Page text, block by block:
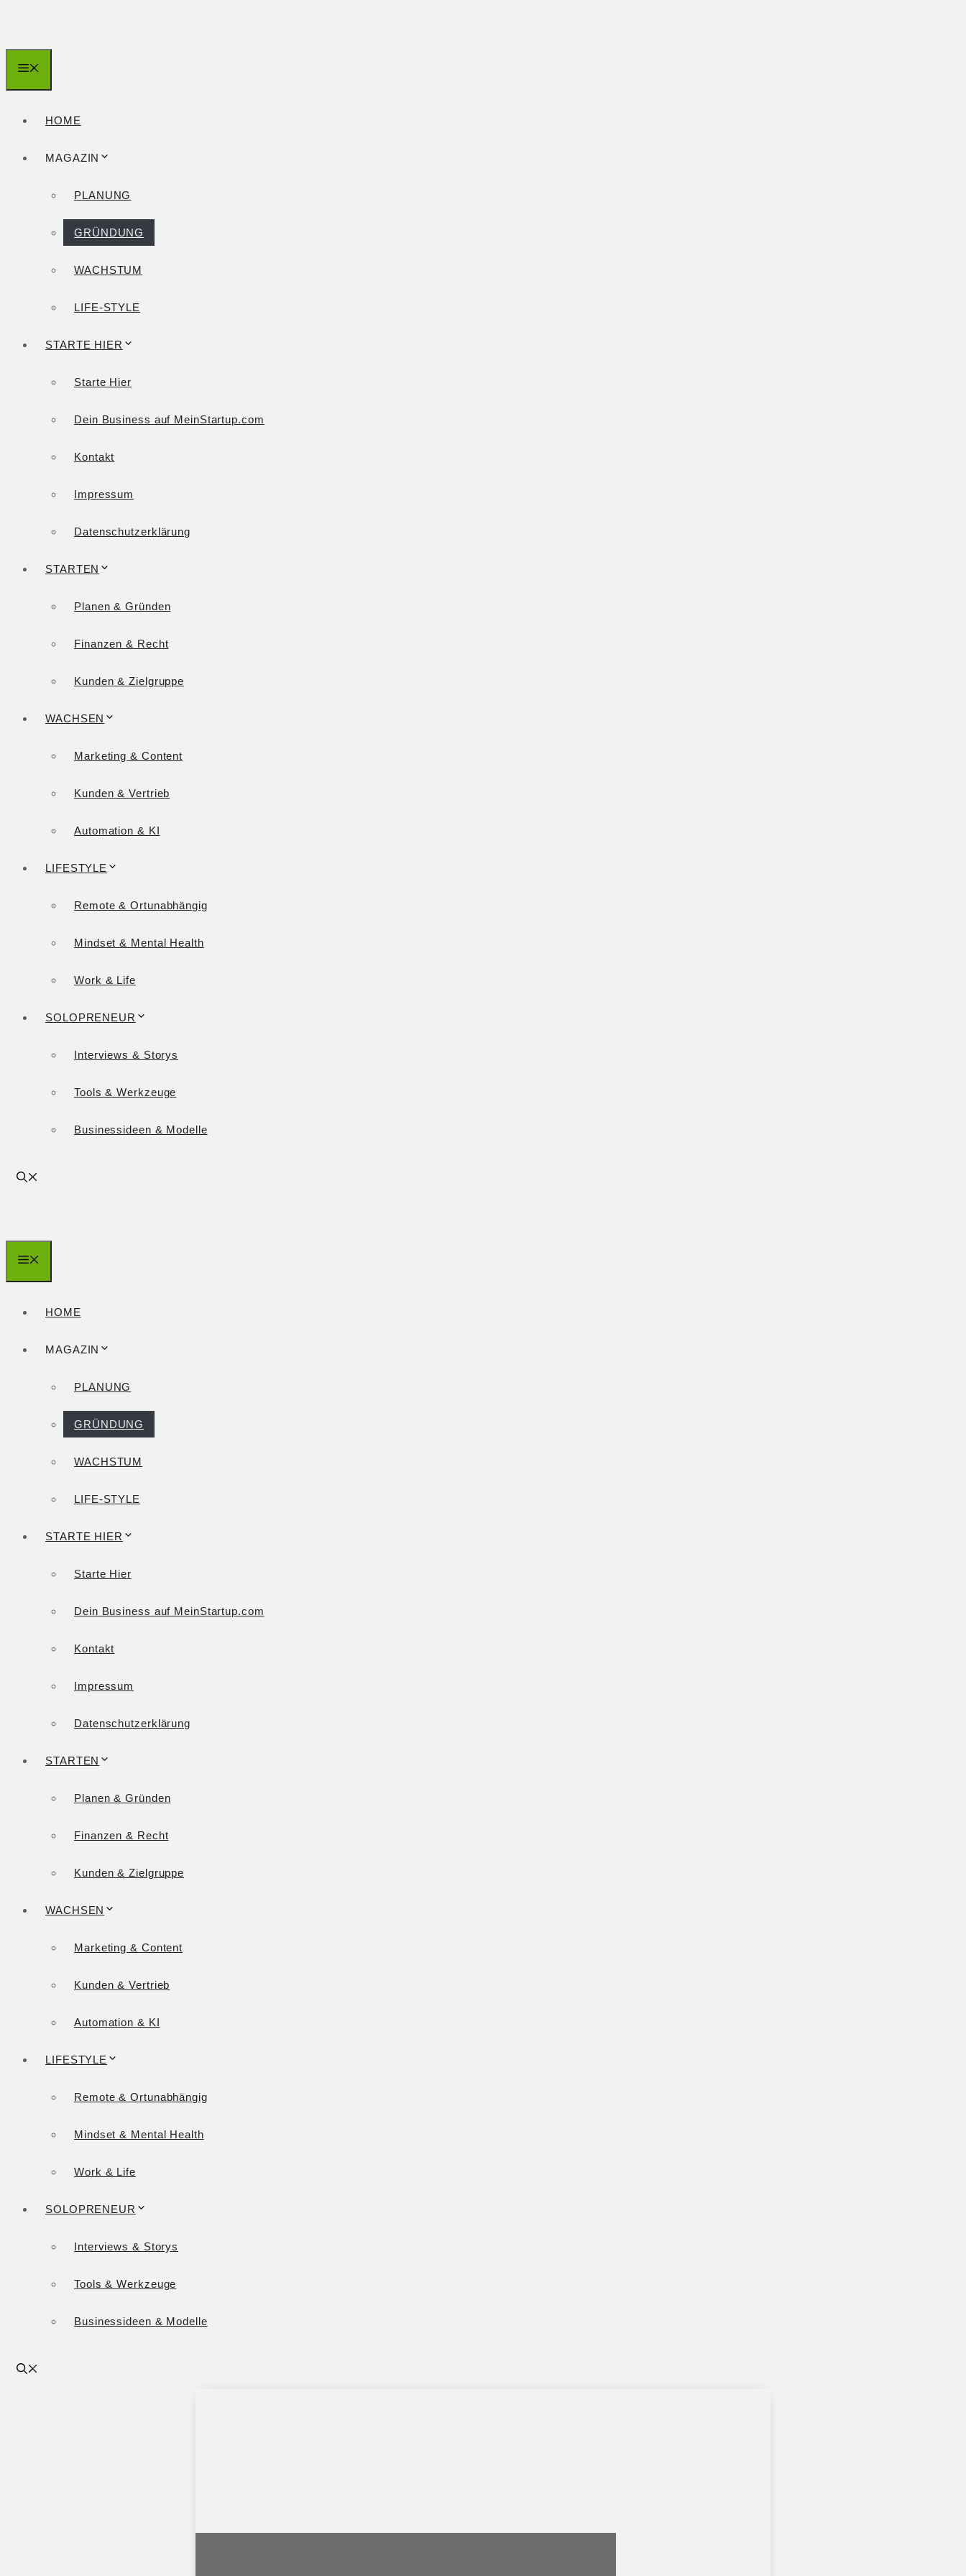
springen
HOME
MAGAZIN
PLANUNG
GRÜNDUNG
WACHSTUM
LIFE-STYLE
STARTE HIER
Starte Hier
Dein Business auf MeinStartup.com
Kontakt
Impressum
Datenschutzerklärung
STARTEN
Planen & Gründen
Finanzen & Recht
Kunden & Zielgruppe
WACHSEN
Marketing & Content
Kunden & Vertrieb
Automation & KI
LIFESTYLE
Remote & Ortunabhängig
Mindset & Mental Health
Work & Life
SOLOPRENEUR
Interviews & Storys
Tools & Werkzeuge
Businessideen & Modelle
HOME
MAGAZIN
PLANUNG
GRÜNDUNG
WACHSTUM
LIFE-STYLE
STARTE HIER
Starte Hier
Dein Business auf MeinStartup.com
Kontakt
Impressum
Datenschutzerklärung
STARTEN
Planen & Gründen
Finanzen & Recht
Kunden & Zielgruppe
WACHSEN
Marketing & Content
Kunden & Vertrieb
Automation & KI
LIFESTYLE
Remote & Ortunabhängig
Mindset & Mental Health
Work & Life
SOLOPRENEUR
Interviews & Storys
Tools & Werkzeuge
Businessideen & Modelle